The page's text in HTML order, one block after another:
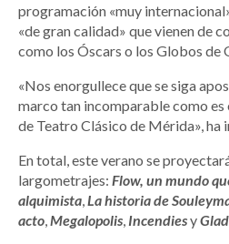
programación «muy
«de gran calidad» que vienen de
como los Óscars o los Globos de
«Nos enorgullece que se siga
marco tan incomparable como
de Teatro Clásico de Mérida», ha
En total, este verano se
largometrajes: Flow, un mundo
alquimista La historia de
acto Megalopolis Incendiesy